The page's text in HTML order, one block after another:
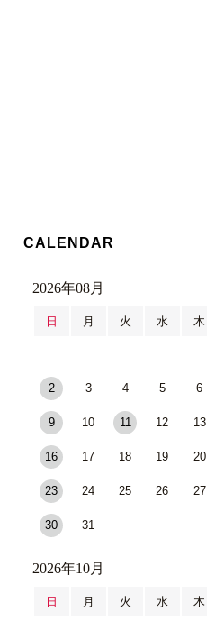
CALENDAR
2026年08月
日 月 火 水 木
2 3 4 5 6
9 10 11 12 13
16 17 18 19 20
23 24 25 26 27
30 31
2026年10月
日 月 火 水 木